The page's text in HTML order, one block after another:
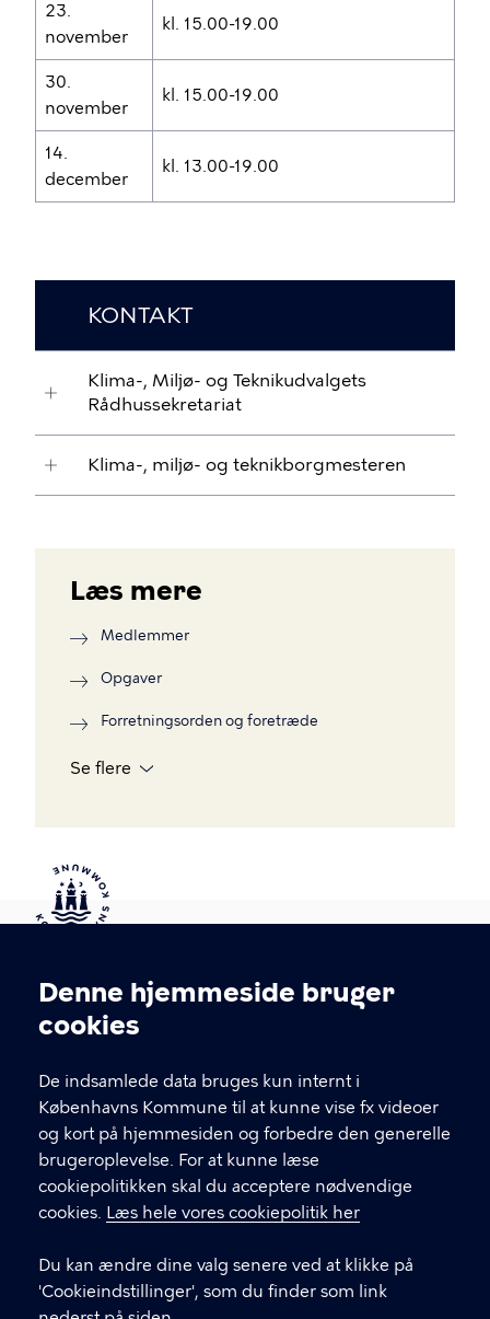
Cookieindstillinger
Denne hjemmeside bruger
cookies
De indsamlede data bruges kun internt i
Københavns Kommune til at kunne vise fx videoer
og kort på hjemmesiden og forbedre den generelle
brugeroplevelse. For at kunne læse
cookiepolitikken skal du acceptere nødvendige
cookies. Læs hele vores cookiepolitik her
Du kan ændre dine valg senere ved at klikke på
'Cookieindstillinger', som du finder som link
23.
november
kl. 15.00-19.00
30.
november
kl. 15.00-19.00
14.
december
kl. 13.00-19.00
KONTAKT
Klima-, Miljø- og Teknikudvalgets
Rådhussekretariat
Klima-, miljø- og teknikborgmesteren
Læs mere
Medlemmer
Opgaver
Forretningsorden og foretræde
Se flere
Kontakt Københavns Kommune
T
fFind andre kontakter her
CVR-nummer64942212
GENVEJE
Digital Post
Databeskyttelse